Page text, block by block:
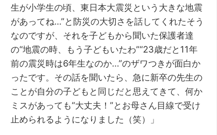
生が小学生の頃、東日本大震災という大きな地震
があってね…”と防災の大切さを話してくれたそう
なのですが、それを子どもから聞いた保護者達
の“地震の時、もう子どもいたわ”“23歳だと11年
前の震災時は6年生なのか…”のザワつきが面白か
ったです。その話を聞いたら、急に新卒の先生の
ことが自分の子どもと同じだと思えてきて、何か
ミスがあっても“大丈夫！”とお母さん目線で受け
止められるようになりました（笑）」